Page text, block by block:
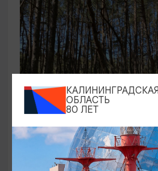
ЭКСКУРСИИ УЧРЕЖДЕНИЙ
Аудиоспектакль
косы»
КАЛИНИНГРАДСКАЯ
ОБЛАСТЬ
80 ЛЕТ